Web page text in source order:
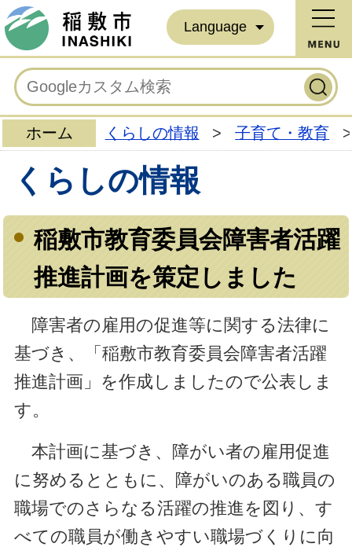
Language
ホーム くらしの情報 > 子育て・教育 >
くらしの情報
稲敷市教育委員会障害者活躍
推進計画を策定しました
障害者の雇用の促進等に関する法律に
基づき、「稲敷市教育委員会障害者活躍
推進計画」を作成しましたので公表しま
す。
本計画に基づき、障がい者の雇用促進
に努めるとともに、障がいのある職員の
職場でのさらなる活躍の推進を図り、す
べての職員が働きやすい職場づくりに向